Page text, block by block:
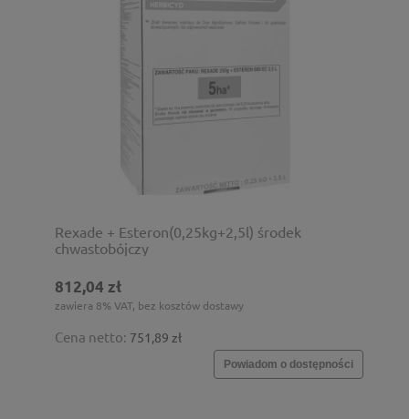
Rexade + Esteron(0,25kg+2,5l) środek
chwastobójczy
812,04 zł
zawiera 8% VAT, bez kosztów dostawy
Cena netto: 751,89 zł
Powiadom o dostępności